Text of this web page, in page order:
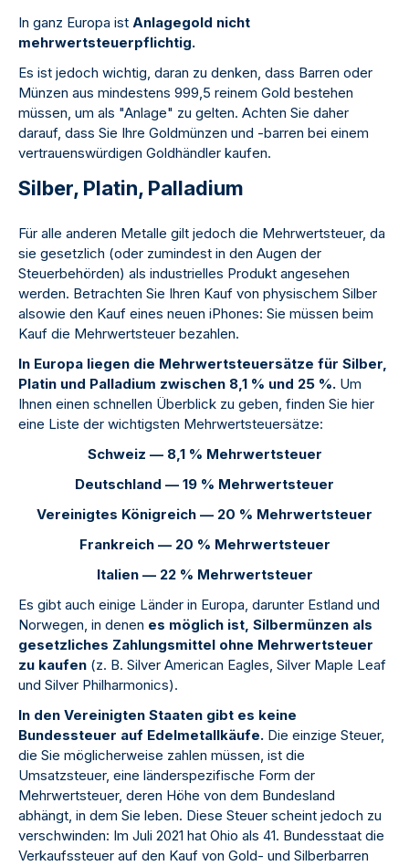
In ganz Europa ist Anlagegold nicht
mehrwertsteuerpflichtig.
Es ist jedoch wichtig, daran zu denken, dass Barren oder
Münzen aus mindestens 999,5 reinem Gold bestehen
müssen, um als "Anlage" zu gelten. Achten Sie daher
darauf, dass Sie Ihre Goldmünzen und -barren bei einem
vertrauenswürdigen Goldhändler kaufen.
Silber, Platin, Palladium
Für alle anderen Metalle gilt jedoch die Mehrwertsteuer, da
sie gesetzlich (oder zumindest in den Augen der
Steuerbehörden) als industrielles Produkt angesehen
werden. Betrachten Sie Ihren Kauf von physischem Silber
alsowie den Kauf eines neuen iPhones: Sie müssen beim
Kauf die Mehrwertsteuer bezahlen.
In Europa liegen die Mehrwertsteuersätze für Silber,
Platin und Palladium zwischen 8,1 % und 25 %. Um
Ihnen einen schnellen Überblick zu geben, finden Sie hier
eine Liste der wichtigsten Mehrwertsteuersätze:
Schweiz — 8,1 % Mehrwertsteuer
Deutschland — 19 % Mehrwertsteuer
Vereinigtes Königreich — 20 % Mehrwertsteuer
Frankreich — 20 % Mehrwertsteuer
Italien — 22 % Mehrwertsteuer
Es gibt auch einige Länder in Europa, darunter Estland und
Norwegen, in denen es möglich ist, Silbermünzen als
gesetzliches Zahlungsmittel ohne Mehrwertsteuer
zu kaufen (z. B. Silver American Eagles, Silver Maple Leaf
und Silver Philharmonics).
In den Vereinigten Staaten gibt es keine
Bundessteuer auf Edelmetallkäufe. Die einzige Steuer,
die Sie möglicherweise zahlen müssen, ist die
Umsatzsteuer, eine länderspezifische Form der
Mehrwertsteuer, deren Höhe von dem Bundesland
abhängt, in dem Sie leben. Diese Steuer scheint jedoch zu
verschwinden: Im Juli 2021 hat Ohio als 41. Bundesstaat die
Verkaufssteuer auf den Kauf von Gold- und Silberbarren